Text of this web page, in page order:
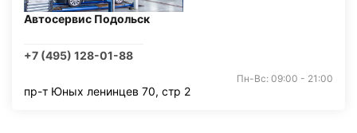
Автосервис Подольск
+7 (495) 128-01-88
Пн-Вс: 09:00 - 21:00
пр-т Юных ленинцев 70, стр 2